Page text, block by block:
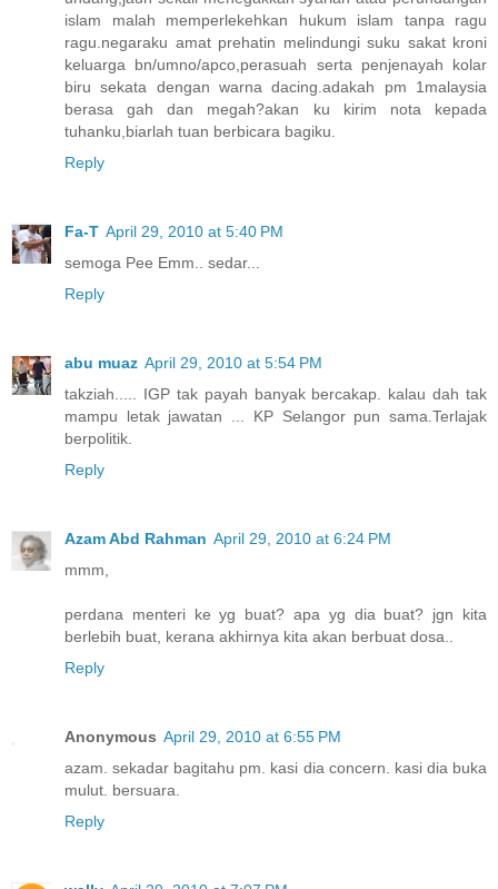
islam malah memperlekehkan hukum islam tanpa ragu
ragu.negaraku amat prehatin melindungi suku sakat kroni
keluarga bn/umno/apco,perasuah serta penjenayah kolar
biru sekata dengan warna dacing.adakah pm 1malaysia
berasa gah dan megah?akan ku kirim nota kepada
tuhanku,biarlah tuan berbicara bagiku.
Reply
Fa-T April 29, 2010 at 5:40 PM
semoga Pee Emm.. sedar...
Reply
abu muaz April 29, 2010 at 5:54 PM
takziah..... IGP tak payah banyak bercakap. kalau dah tak
mampu letak jawatan ... KP Selangor pun sama.Terlajak
berpolitik.
Reply
Azam Abd Rahman April 29, 2010 at 6:24 PM
mmm,
perdana menteri ke yg buat? apa yg dia buat? jgn kita
berlebih buat, kerana akhirnya kita akan berbuat dosa..
Reply
Anonymous April 29, 2010 at 6:55 PM
azam. sekadar bagitahu pm. kasi dia concern. kasi dia buka
mulut. bersuara.
Reply